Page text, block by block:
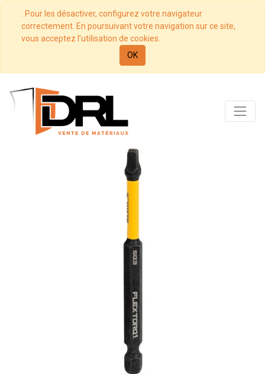
. Pour les désactiver, configurez votre navigateur
correctement. En poursuivant votre navigation sur ce site,
vous acceptez l’utilisation de cookies.
OK